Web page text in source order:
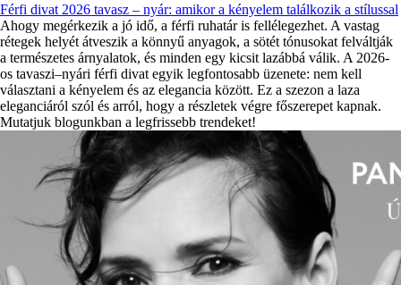
Férfi divat 2026 tavasz – nyár: amikor a kényelem találkozik a stílussal
Ahogy megérkezik a jó idő, a férfi ruhatár is fellélegezhet. A vastag
rétegek helyét átveszik a könnyű anyagok, a sötét tónusokat felváltják
a természetes árnyalatok, és minden egy kicsit lazábbá válik. A 2026-
os tavaszi–nyári férfi divat egyik legfontosabb üzenete: nem kell
választani a kényelem és az elegancia között. Ez a szezon a laza
eleganciáról szól és arról, hogy a részletek végre főszerepet kapnak.
Mutatjuk blogunkban a legfrissebb trendeket!